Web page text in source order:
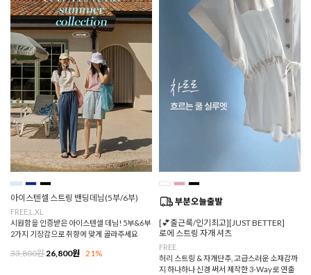
아이스텐셀 스트링 밴딩데님(5부/6부)
FREE,L,XL
시원함을 인증받은 아이스텐셀 데님! 5부&6부
2가지 기장감으로 취향에 맞게 골라주세요
33,800원26,800원 21%
[💕출근룩/인기최고][JUST BETTER]
로에 스트링 자개 셔츠
FREE
허리 스트링 & 자개단추, 고급스러운 소재감까
지 하나하나 신경 써서 제작한 3-Way로 연출